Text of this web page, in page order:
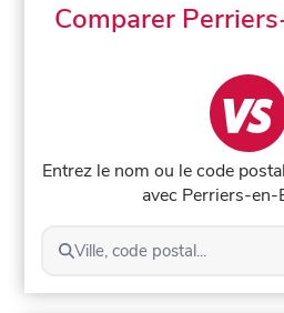
Comparer
Entrez le nom ou le code
avec Perriers-en-
Ville, code postal...